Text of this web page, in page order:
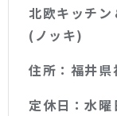
北欧キッチ
(ノッキ)
住所：福井
定休日：水曜